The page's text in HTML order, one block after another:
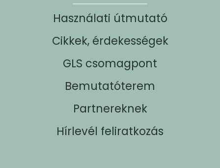
Használati útmutató
Cikkek, érdekességek
GLS csomagpont
Bemutatóterem
Partnereknek
Hírlevél feliratkozás